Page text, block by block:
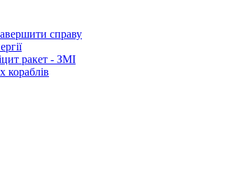
справу
ракет - ЗМІ
кораблів